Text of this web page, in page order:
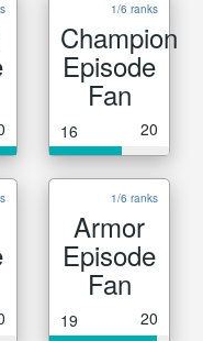
1/6 ranks
Champion
Episode
Fan
16 20
1/6 ranks
Armor
Episode
Fan
19 20